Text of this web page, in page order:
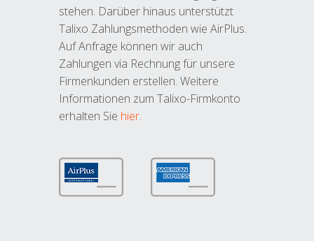
stehen. Darüber hinaus unterstützt
Talixo Zahlungsmethoden wie AirPlus.
Auf Anfrage können wir auch
Zahlungen via Rechnung für unsere
Firmenkunden erstellen. Weitere
Informationen zum Talixo-Firmkonto
erhalten Sie hier.